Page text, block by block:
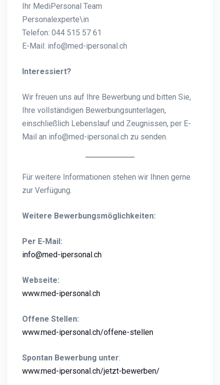
Ihr MediPersonal Team
Personalexperte\in
Telefon: 044 515 57 61
E-Mail: info@med-ipersonal.ch
Interessiert?
Wir freuen uns auf Ihre Bewerbung und bitten Sie,
Ihre vollständigen Bewerbungsunterlagen,
einschließlich Lebenslauf und Zeugnissen, per E-
Mail an info@med-ipersonal.ch zu senden.
Für weitere Informationen stehen wir Ihnen gerne
zur Verfügung.
Weitere Bewerbungsmöglichkeiten:
Per E-Mail:
info@med-ipersonal.ch
Webseite:
www.med-ipersonal.ch
Offene Stellen:
www.med-ipersonal.ch/offene-stellen
Spontan Bewerbung unter:
www.med-ipersonal.ch/jetzt-bewerben/